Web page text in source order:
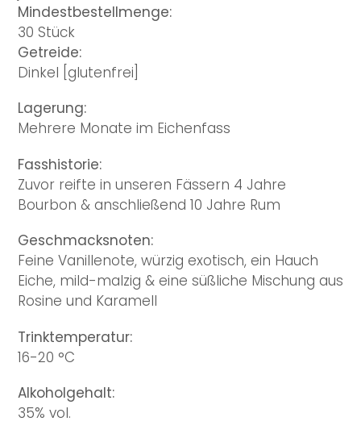
Mindestbestellmenge:
30 Stück
Getreide:
Dinkel [glutenfrei]
Lagerung:
Mehrere Monate im Eichenfass
Fasshistorie:
Zuvor reifte in unseren Fässern 4 Jahre
Bourbon & anschließend 10 Jahre Rum
Geschmacksnoten:
Feine Vanillenote, würzig exotisch, ein Hauch
Eiche, mild-malzig & eine süßliche Mischung aus
Rosine und Karamell
Trinktemperatur:
16-20 °C
Alkoholgehalt:
35% vol.